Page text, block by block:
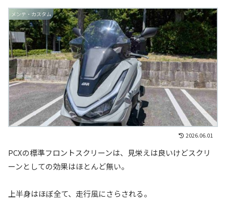
メンテ・カスタム
2026.06.01
PCXの標準フロントスクリーンは、見栄えは良いけどスクリ
ーンとしての効果はほとんど無い。
上半身はほぼ全て、走行風にさらされる。